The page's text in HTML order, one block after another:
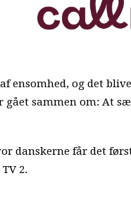
ensomhed, og det
sammen om: At
danskerne får det
2.